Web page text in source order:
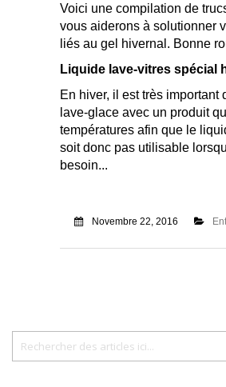
Voici une compilation de
vous aiderons à solutionner
liés au gel hivernal. Bonne
Liquide lave-vitres spécial
En hiver, il est très important
lave-glace avec un produit
températures afin que le
soit donc pas utilisable
besoin...
Novembre 22, 2016